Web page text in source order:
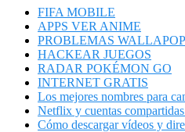
FIFA MOBILE
APPS VER ANIME
PROBLEMAS WALLAPOP
HACKEAR JUEGOS
RADAR POKÉMON GO
INTERNET GRATIS
Los mejores nombres para
Netflix y cuentas
Cómo descargar vídeos y